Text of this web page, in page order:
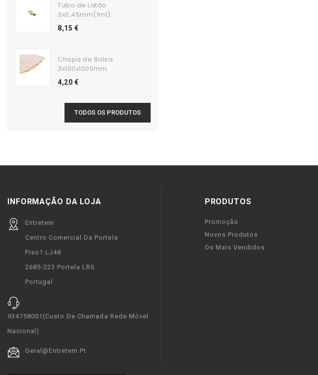
Tubo de Latão
3x0,45mm(1mt)
8,15 €
Chapa de Balsa
3x100x1000mm
4,20 €
TODOS OS PRODUTOS
INFORMAÇÃO DA LOJA
Entretem
Centro Comercial Da Portela
Piso1 LJ48
2685-223 Portela LRS
Portugal
934758001(custo De Chamada Rede Móvel
Nacional)
Geral@entretem.pt
PRODUTOS
Promoção
Novos Produtos
Os Mais Vendidos